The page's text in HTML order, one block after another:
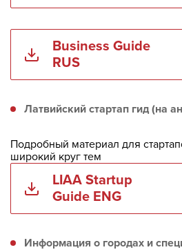
Business Guide
RUS
Латвийский стартап гид (на
Подробный материал для
широкий круг тем
LIAA Startup
Guide ENG
Информация о городах и